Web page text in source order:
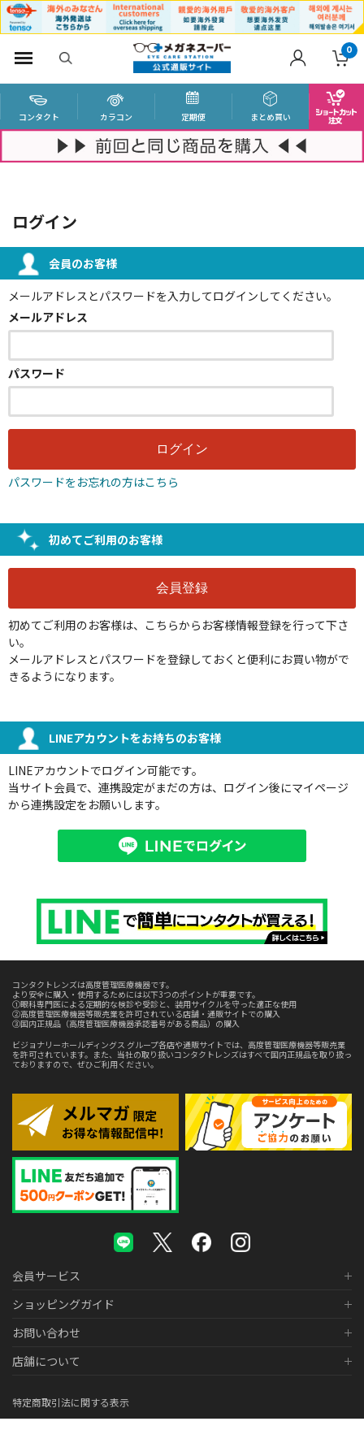
0
コンタクト カラコン 定期便 まとめ買い
ログイン
会員のお客様
メールアドレスとパスワードを入力してログインしてください。
メールアドレス
パスワード
パスワードをお忘れの方はこちら
初めてご利用のお客様
初めてご利用のお客様は、こちらからお客様情報登録を行って下さ
い。
メールアドレスとパスワードを登録しておくと便利にお買い物がで
きるようになります。
LINEアカウントをお持ちのお客様
LINEアカウントでログイン可能です。
当サイト会員で、連携設定がまだの方は、ログイン後にマイページ
から連携設定をお願いします。
コンタクトレンズは高度管理医療機器です。
より安全に購入・使用するためには以下3つのポイントが重要です。
①眼科専門医による定期的な検診や受診と、装用サイクルを守った適正な使用
②高度管理医療機器等販売業を許可されている店舗・通販サイトでの購入
③国内正規品（高度管理医療機器承認番号がある商品）の購入
ビジョナリーホールディングス グループ各店や通販サイトでは、高度管理医療機器等販売業
を許可されています。また、当社の取り扱いコンタクトレンズはすべて国内正規品を取り扱っ
ておりますので、ぜひご利用ください。
会員サービス
ショッピングガイド
お問い合わせ
店舗について
特定商取引法に関する表示